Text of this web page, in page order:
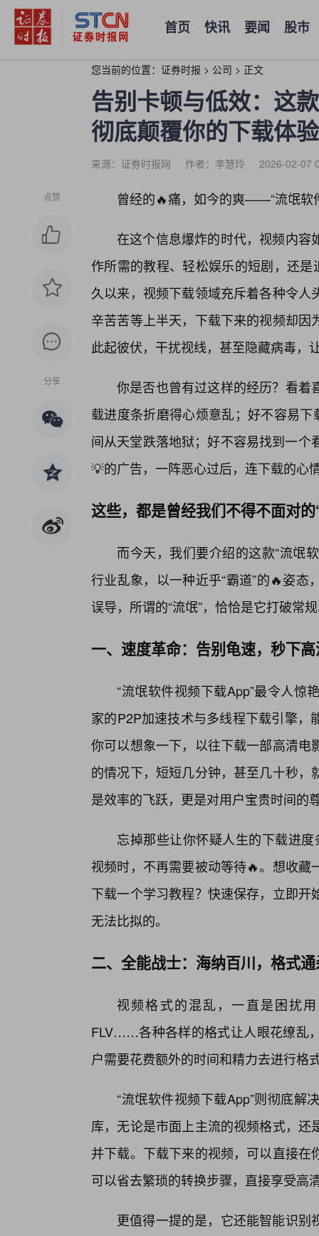
首页 快讯 要闻 股市
您当前的位置： 证券时报 > 公司 > 正文
告别卡顿与低效：这
彻底颠覆你的下载体
来源：证券时报网 作者：李慧玲 2026-02-07
点赞
分享
曾经的🔥痛，如今的爽——“流氓软
在这个信息爆炸的时代，视频内容
作所需的教程、轻松娱乐的短剧，还
久以来，视频下载领域充斥着各种令
辛苦苦等上半天，下载下来的视频却
此起彼伏，干扰视线，甚至隐藏病毒，
你是否也曾有过这样的经历？看着
载进度条折磨得心烦意乱；好不容易
间从天堂跌落地狱；好不容易找到一
💡的广告，一阵恶心过后，连下载的心
这些，都是曾经我们不得不面对
而今天，我们要介绍的这款“流氓
行业乱象，以一种近乎“霸道”的🔥姿
误导，所谓的“流氓”，恰恰是它打破常
一、速度革命：告别龟速，秒下
“流氓软件视频下载App”最令人惊
家的P2P加速技术与多线程下载引擎
你可以想象一下，以往下载一部高清
的情况下，短短几分钟，甚至几十秒
是效率的飞跃，更是对用户宝贵时间的
忘掉那些让你怀疑人生的下载进
视频时，不再需要被动等待🔥。想收
下载一个学习教程？快速保存，立即
无法比拟的。
二、全能战士：海纳百川，格式
视频格式的混乱，一直是困扰
FLV……各种各样的格式让人眼花缭乱
户需要花费额外的时间和精力去进行格
“流氓软件视频下载App”则彻底解
库，无论是市面上主流的视频格式，
并下载。下载下来的视频，可以直接
可以省去繁琐的转换步骤，直接享受高
更值得一提的是，它还能智能识